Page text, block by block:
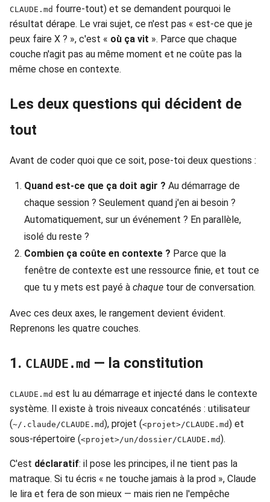
CLAUDE.md fourre-tout) et se demandent pourquoi le
résultat dérape. Le vrai sujet, ce n'est pas « est-ce que je
peux faire X ? », c'est « où ça vit ». Parce que chaque
couche n'agit pas au même moment et ne coûte pas la
même chose en contexte.
Les deux questions qui décident de
tout
Avant de coder quoi que ce soit, pose-toi deux questions :
Quand est-ce que ça doit agir ? Au démarrage de
chaque session ? Seulement quand j'en ai besoin ?
Automatiquement, sur un événement ? En parallèle,
isolé du reste ?
Combien ça coûte en contexte ? Parce que la
fenêtre de contexte est une ressource finie, et tout ce
que tu y mets est payé à chaque tour de conversation.
Avec ces deux axes, le rangement devient évident.
Reprenons les quatre couches.
1. CLAUDE.md — la constitution
CLAUDE.md est lu au démarrage et injecté dans le contexte
système. Il existe à trois niveaux concaténés : utilisateur
(~/.claude/CLAUDE.md), projet (<projet>/CLAUDE.md) et
sous-répertoire (<projet>/un/dossier/CLAUDE.md).
C'est déclaratif: il pose les principes, il ne tient pas la
matraque. Si tu écris « ne touche jamais à la prod », Claude
le lira et fera de son mieux — mais rien ne l'empêche